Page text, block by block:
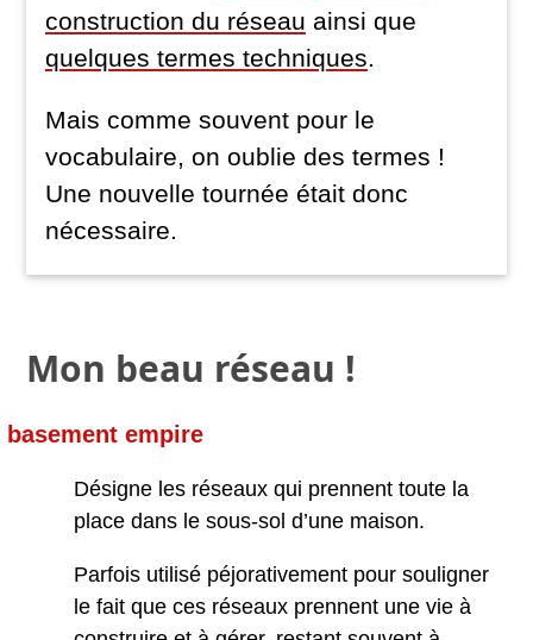
construction du réseau ainsi que
quelques termes techniques.
Mais comme souvent pour le
vocabulaire, on oublie des termes !
Une nouvelle tournée était donc
nécessaire.
Mon beau réseau !
basement empire
Désigne les réseaux qui prennent toute la
place dans le sous-sol d’une maison.
Parfois utilisé péjorativement pour souligner
le fait que ces réseaux prennent une vie à